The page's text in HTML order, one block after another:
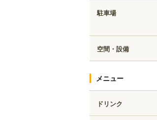
駐車場
空間・設備
メニュー
ドリンク